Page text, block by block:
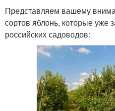
Представляем вашему
сортов яблонь, которые уже
российских садоводов: